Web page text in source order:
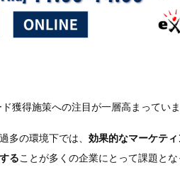
獲得施策への注目が一層高まっていま
多の環境下では、 効果的なマーケテ
ることが多くの企業にとって課題とな